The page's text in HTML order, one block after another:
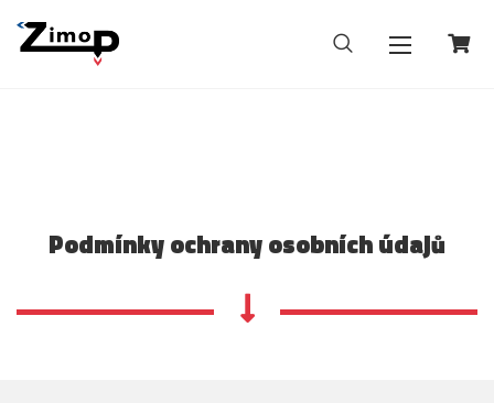
Podmínky ochrany osobních údajů